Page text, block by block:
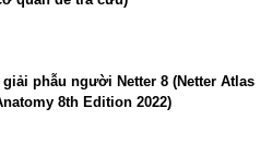
giải phẫu người Netter 8 (Netter Atlas
8th Edition 2022)